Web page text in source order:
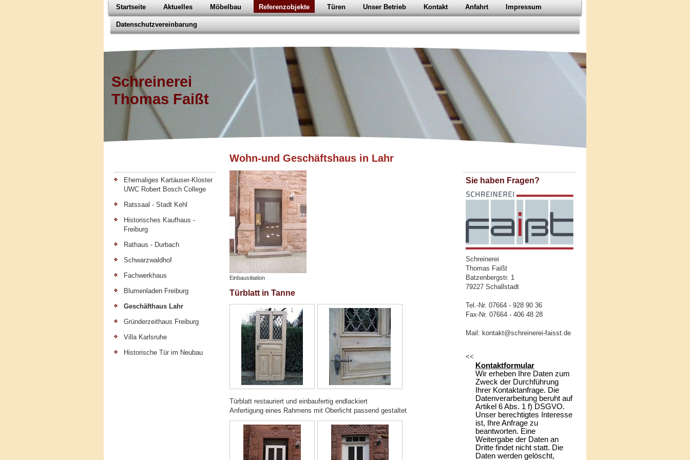
Startseite Aktuelles Möbelbau Referenzobjekte Türen Unser Betrieb Kontakt Anfahrt Impressum
Datenschutzvereinbarung
Schreinerei
Thomas Faißt
Ehemaliges Kartäuser-Kloster
UWC Robert Bosch College
Ratssaal - Stadt Kehl
Historisches Kaufhaus -
Freiburg
Rathaus - Durbach
Schwarzwaldhof
Fachwerkhaus
Blumenladen Freiburg
Geschäfthaus Lahr
Gründerzeithaus Freiburg
Villa Karlsruhe
Historische Tür im Neubau
Wohn-und Geschäftshaus in Lahr
Einbausitiation
Türblatt in Tanne
Türblatt restauriert und einbaufertig endlackiert
Anfertigung eines Rahmens mit Oberlicht passend gestaltet
Sie haben Fragen?
Schreinerei
Thomas Faißt
Batzenbergstr. 1
79227 Schallstadt
Tel.-Nr. 07664 - 928 90 36
Fax-Nr. 07664 - 406 48 28
Mail: kontakt@schreinerei-faisst.de
<<
Kontaktformular
Wir erheben Ihre Daten zum
Zweck der Durchführung
Ihrer Kontaktanfrage. Die
Datenverarbeitung beruht auf
Artikel 6 Abs. 1 f) DSGVO.
Unser berechtigtes Interesse
ist, Ihre Anfrage zu
beantworten. Eine
Weitergabe der Daten an
Dritte findet nicht statt. Die
Daten werden gelöscht,